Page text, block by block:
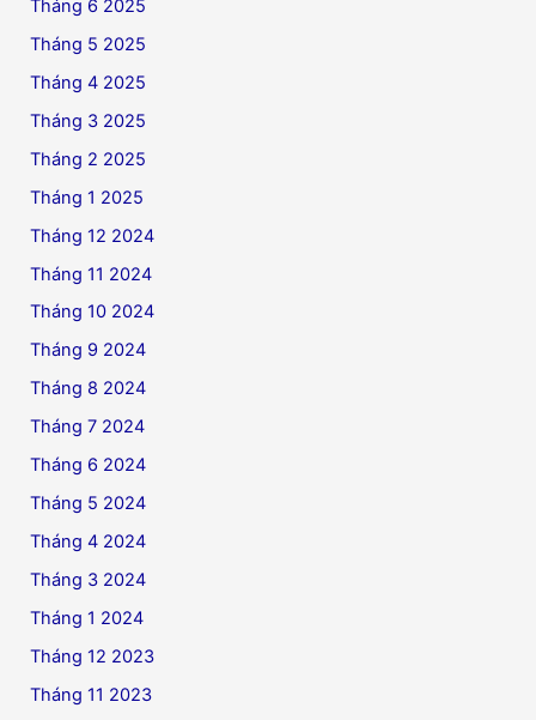
Tháng 6 2025
Tháng 5 2025
Tháng 4 2025
Tháng 3 2025
Tháng 2 2025
Tháng 1 2025
Tháng 12 2024
Tháng 11 2024
Tháng 10 2024
Tháng 9 2024
Tháng 8 2024
Tháng 7 2024
Tháng 6 2024
Tháng 5 2024
Tháng 4 2024
Tháng 3 2024
Tháng 1 2024
Tháng 12 2023
Tháng 11 2023